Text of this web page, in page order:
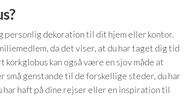
personlig dekoration til dit hjem eller kontor.
da det viser, at du har taget dig tid
kan også være en sjov måde at
genstande til de forskellige steder, du har
haft på dine rejser eller en inspiration til